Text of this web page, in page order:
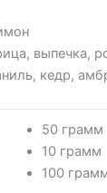
выпечка,
кедр,
50 грамм
10 грамм
100